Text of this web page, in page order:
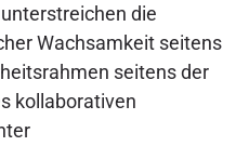
die
Wachsamkeit seitens
seitens der
kollaborativen